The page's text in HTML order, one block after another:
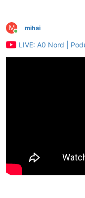
M
Conectat
mihai
LIVE: A0 Nord |